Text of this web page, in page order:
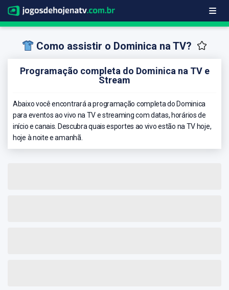
Como assistir o Dominica na TV?
Programação completa do Dominica na TV e
Stream
Abaixo você encontrará a programação completa do Dominica
para eventos ao vivo na TV e streaming com datas, horários de
início e canais. Descubra quais esportes ao vivo estão na TV hoje,
hoje à noite e amanhã.